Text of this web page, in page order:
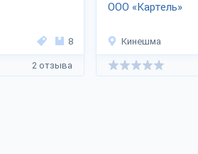
8
2 отзыва
ООО «Картель»
Кинешма